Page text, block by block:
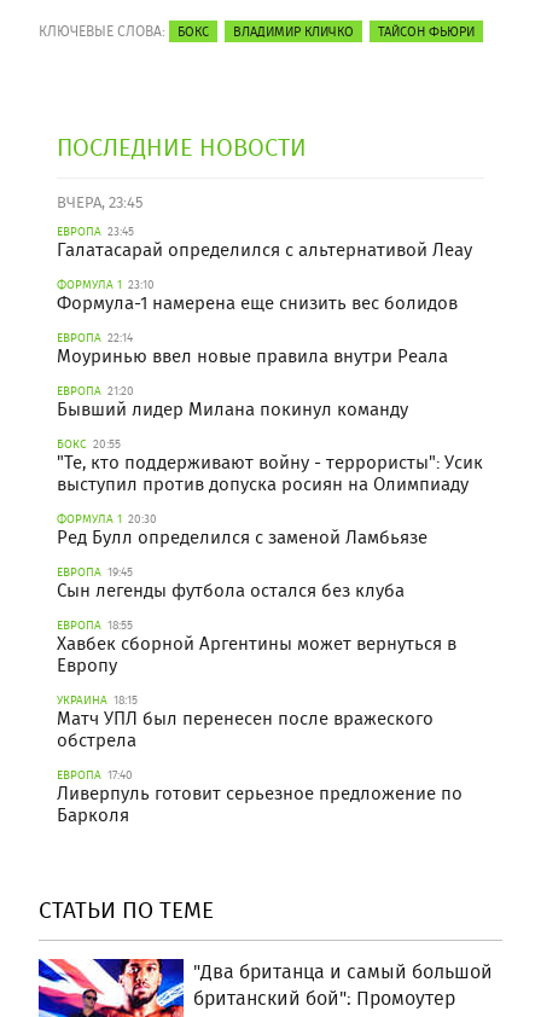
КЛЮЧЕВЫЕ СЛОВА: БОКС ВЛАДИМИР КЛИЧКО ТАЙСОН ФЬЮРИ
ПОСЛЕДНИЕ НОВОСТИ
ВЧЕРА, 23:45
ЕВРОПА 23:45
Галатасарай определился с альтернативой Леау
ФОРМУЛА 1 23:10
Формула-1 намерена еще снизить вес болидов
ЕВРОПА 22:14
Моуринью ввел новые правила внутри Реала
ЕВРОПА 21:20
Бывший лидер Милана покинул команду
БОКС 20:55
"Те, кто поддерживают войну - террористы": Усик
выступил против допуска росиян на Олимпиаду
ФОРМУЛА 1 20:30
Ред Булл определился с заменой Ламбьязе
ЕВРОПА 19:45
Сын легенды футбола остался без клуба
ЕВРОПА 18:55
Хавбек сборной Аргентины может вернуться в
Европу
УКРАИНА 18:15
Матч УПЛ был перенесен после вражеского
обстрела
ЕВРОПА 17:40
Ливерпуль готовит серьезное предложение по
Барколя
СТАТЬИ ПО ТЕМЕ
"Два британца и самый большой
британский бой": Промоутер